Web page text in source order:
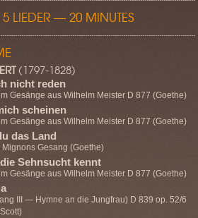
LIEDER — 20 MINUTES
(1797-1828)
nicht reden
Gesänge aus Wilhelm Meister D 877 (Goethe)
scheinen
Gesänge aus Wilhelm Meister D 877 (Goethe)
das Land
Mignons Gesang (Goethe)
Sehnsucht kennt
Gesänge aus Wilhelm Meister D 877 (Goethe)
III — Hymne an die Jungfrau) D 839 op. 52/6